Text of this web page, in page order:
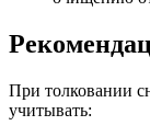
При толковании
учитывать: